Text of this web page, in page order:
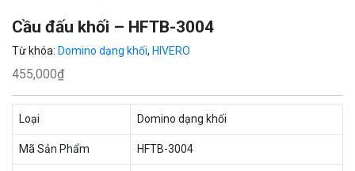
Cầu đấu khối – HFTB-3004
Từ khóa: Domino dạng khối, HIVERO
455,000₫
Loại Domino dạng khối
Mã Sản Phẩm HFTB-3004